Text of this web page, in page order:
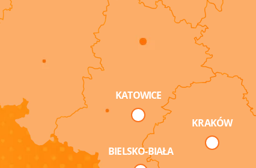
KATOWICE
BIELSKO-BIAŁA
KRAKÓW